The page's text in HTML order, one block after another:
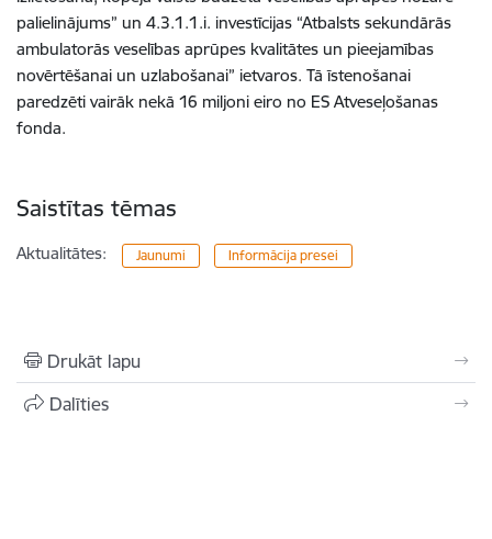
palielinājums” un 4.3.1.1.i. investīcijas “Atbalsts sekundārās
ambulatorās veselības aprūpes kvalitātes un pieejamības
novērtēšanai un uzlabošanai” ietvaros. Tā īstenošanai
paredzēti vairāk nekā 16 miljoni eiro no ES Atveseļošanas
fonda.
Saistītas tēmas
Aktualitātes: Jaunumi Informācija presei
Drukāt lapu
Dalīties